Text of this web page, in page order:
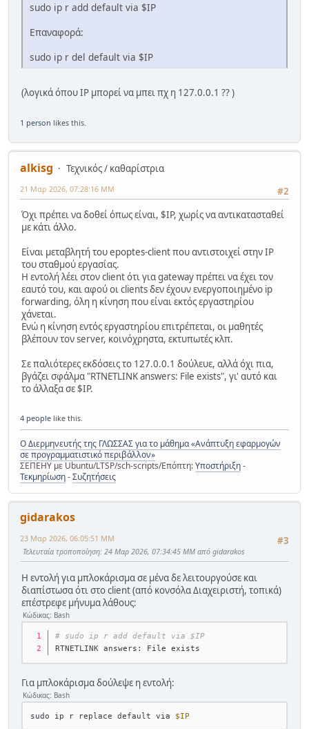
sudo ip r add default via $IP
Επαναφορά:
sudo ip r del default via $IP
(λογικά όπου IP μπορεί να μπει πχ η 127.0.0.1 ?? )
1 person likes this.
alkisg
Τεχνικός / καθαρίστρια
#2
21 Μαρ 2026, 07:28:16 ΜΜ
Όχι πρέπει να δοθεί όπως είναι, $IP, χωρίς να αντικατασταθεί
με κάτι άλλο.
Είναι μεταβλητή του epoptes-client που αντιστοιχεί στην IP
του σταθμού εργασίας.
Η εντολή λέει στον client ότι για gateway πρέπει να έχει τον
εαυτό του, και αφού οι clients δεν έχουν ενεργοποιημένο ip
forwarding, όλη η κίνηση που είναι εκτός εργαστηρίου
χάνεται.
Ενώ η κίνηση εντός εργαστηρίου επιτρέπεται, οι μαθητές
βλέπουν τον server, κοινόχρηστα, εκτυπωτές κλπ.
Σε παλιότερες εκδόσεις το 127.0.0.1 δούλευε, αλλά όχι πια,
βγάζει σφάλμα "RTNETLINK answers: File exists", γι' αυτό και
το άλλαξα σε $IP.
4 people like this.
Ο Διερμηνευτής της ΓΛΩΣΣΑΣ για το μάθημα «Ανάπτυξη εφαρμογών
σε προγραμματιστικό περιβάλλον»
ΣΕΠΕΗΥ με Ubuntu/LTSP/sch-scripts/Επόπτη:Υποστήριξη-
Τεκμηρίωση-Συζητήσεις
gidarakos
#3
23 Μαρ 2026, 06:05:51 ΜΜ
Τελευταία τροποποίηση: 24 Μαρ 2026, 07:34:45 ΜΜ από gidarakos
Η εντολή για μπλοκάρισμα σε μένα δε λειτουργούσε και
διαπίστωσα ότι στο client (από κονσόλα Διαχειριστή, τοπικά)
επέστρεφε μήνυμα λάθους:
Κώδικας: Bash
# sudo ip r add default via $IP
RTNETLINK answers: File exists
Για μπλοκάρισμα δούλεψε η εντολή:
Κώδικας: Bash
sudo ip r replace default via $IP